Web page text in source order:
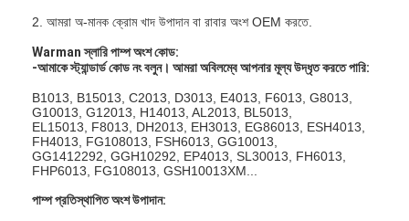
2. আমরা অ-মানক ক্রোম খাদ উপাদান বা রাবার অংশ OEM করতে.
Warman স্লারি পাম্প অংশ কোড:
-আমাকে স্ট্যান্ডার্ড কোড নং বলুন। আমরা অবিলম্বে আপনার মূল্য উদ্ধৃত করতে পারি:
B1013, B15013, C2013, D3013, E4013, F6013, G8013,
G10013, G12013, H14013, AL2013, BL5013,
EL15013, F8013, DH2013, EH3013, EG86013, ESH4013,
FH4013, FG108013, FSH6013, GG10013,
GG1412292, GGH10292, EP4013, SL30013, FH6013,
FHP6013, FG108013, GSH10013XM...
পাম্প প্রতিস্থাপিত অংশ উপাদান: